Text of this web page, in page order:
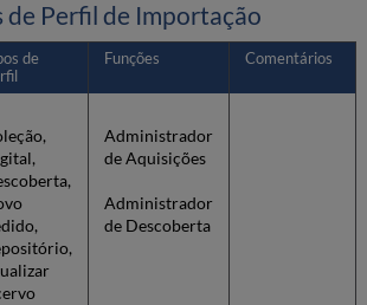
de Perfil de Importação
de
Funções Comentários
Administrador
de Aquisições
Administrador
de Descoberta